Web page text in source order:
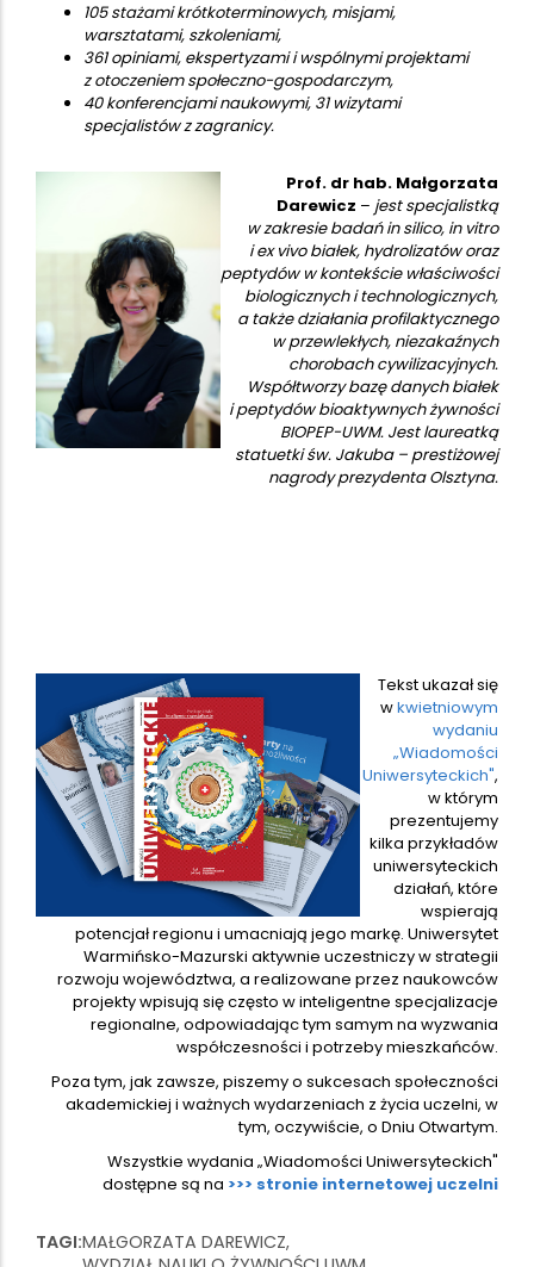
105 stażami krótkoterminowych, misjami,
warsztatami, szkoleniami,
361 opiniami, ekspertyzami i wspólnymi projektami
z otoczeniem społeczno-gospodarczym,
40 konferencjami naukowymi, 31 wizytami
specjalistów z zagranicy.
Prof. dr hab. Małgorzata
Darewicz – jest specjalistką
w zakresie badań in silico, in vitro
i ex vivo białek, hydrolizatów oraz
peptydów w kontekście właściwości
biologicznych i technologicznych,
a także działania profilaktycznego
w przewlekłych, niezakaźnych
chorobach cywilizacyjnych.
Współtworzy bazę danych białek
i peptydów bioaktywnych żywności
BIOPEP-UWM. Jest laureatką
statuetki św. Jakuba – prestiżowej
nagrody prezydenta Olsztyna.
Tekst ukazał się
wkwietniowym
wydaniu
„Wiadomości
Uniwersyteckich",
w którym
prezentujemy
kilka przykładów
uniwersyteckich
działań, które
wspierają
potencjał regionu i umacniają jego markę. Uniwersytet
Warmińsko-Mazurski aktywnie uczestniczy w strategii
rozwoju województwa, a realizowane przez naukowców
projekty wpisują się często w inteligentne specjalizacje
regionalne, odpowiadając tym samym na wyzwania
współczesności i potrzeby mieszkańców.
Poza tym, jak zawsze, piszemy o sukcesach społeczności
akademickiej i ważnych wydarzeniach z życia uczelni, w
tym, oczywiście, o Dniu Otwartym.
Wszystkie wydania „Wiadomości Uniwersyteckich"
dostępne są na >>> stronie internetowej uczelni
TAGI MAŁGORZATA DAREWICZ